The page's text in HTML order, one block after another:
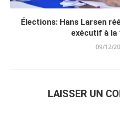
Élections: Hans Larsen
exécutif à la
09/12/
LAISSER UN